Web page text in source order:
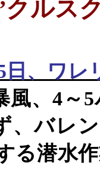
ルス
日、ワレ
風、4 ～5
、バレ
る潜水